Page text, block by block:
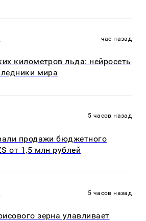
час назад
километров льда: нейросеть
ледники мира
5 часов назад
продажи бюджетного
от 1,5 млн рублей
5 часов назад
зерна улавливает